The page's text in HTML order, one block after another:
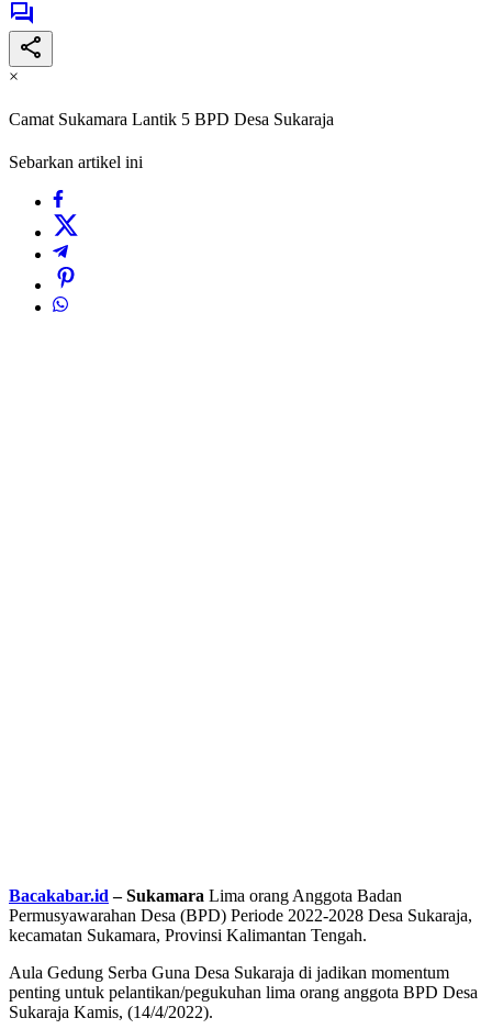
×
Camat Sukamara Lantik 5 BPD Desa Sukaraja
Sebarkan artikel ini
Bacakabar.id – Sukamara Lima orang Anggota Badan
Permusyawarahan Desa (BPD) Periode 2022-2028 Desa Sukaraja,
kecamatan Sukamara, Provinsi Kalimantan Tengah.
Aula Gedung Serba Guna Desa Sukaraja di jadikan momentum
penting untuk pelantikan/pegukuhan lima orang anggota BPD Desa
Sukaraja Kamis, (14/4/2022).